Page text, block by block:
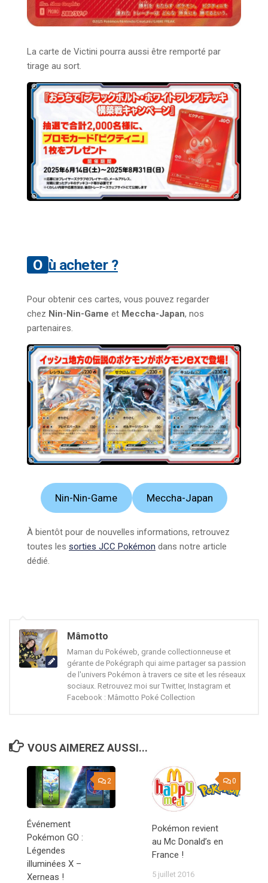
La carte de Victini pourra aussi être remporté par
tirage au sort.
Où acheter ?
Pour obtenir ces cartes, vous pouvez regarder
chez Nin-Nin-Game et Meccha-Japan, nos
partenaires.
Nin-Nin-Game Meccha-Japan
À bientôt pour de nouvelles informations, retrouvez
toutes les sorties JCC Pokémon dans notre article
dédié.
Mâmotto
Maman du Pokéweb, grande collectionneuse et
gérante de Pokégraph qui aime partager sa passion
de l'univers Pokémon à travers ce site et les réseaux
sociaux. Retrouvez moi sur Twitter, Instagram et
Facebook : Mâmotto Poké Collection
VOUS AIMEREZ AUSSI...
2
Événement
Pokémon GO :
Légendes
illuminées X –
Xerneas !
0
Pokémon revient
au Mc Donald’s en
France !
5 juillet 2016